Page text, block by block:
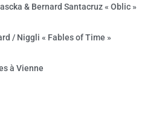
& Bernard Santacruz « Oblic »
/ Niggli « Fables of Time »
à Vienne